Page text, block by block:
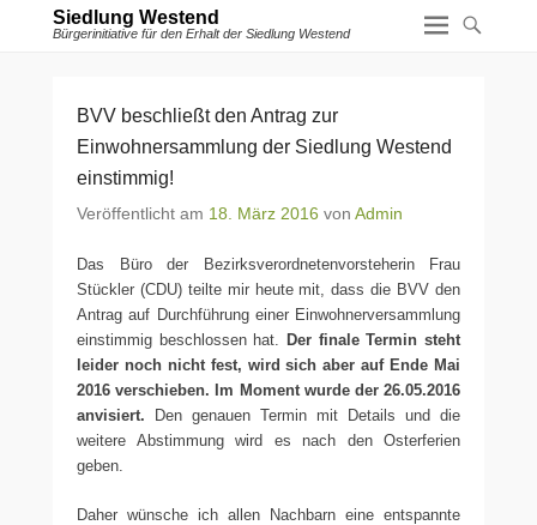
Siedlung Westend
Bürgerinitiative für den Erhalt der Siedlung Westend
BVV beschließt den Antrag zur
Einwohnersammlung der Siedlung Westend
einstimmig!
Veröffentlicht am 18. März 2016 von Admin
Das Büro der Bezirksverordnetenvorsteherin Frau
Stückler (CDU) teilte mir heute mit, dass die BVV den
Antrag auf Durchführung einer Einwohnerversammlung
einstimmig beschlossen hat. Der finale Termin steht
leider noch nicht fest, wird sich aber auf Ende Mai
2016 verschieben. Im Moment wurde der 26.05.2016
anvisiert. Den genauen Termin mit Details und die
weitere Abstimmung wird es nach den Osterferien
geben.
Daher wünsche ich allen Nachbarn eine entspannte